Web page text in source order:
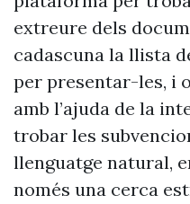
extreure dels
cadascuna la llista
per presentar-les, i
amb l’ajuda de la
trobar les
llenguatge natural,
només una cerca